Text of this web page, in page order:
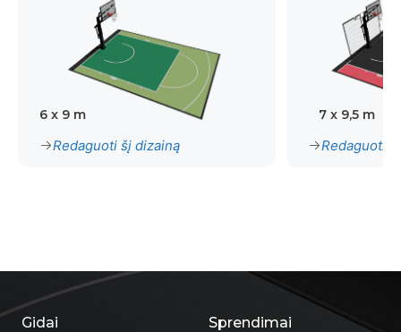
6 x 9 m
Redaguoti šį dizainą
7 x 9,5 m
Redaguoti
Sprendimai
Gidai